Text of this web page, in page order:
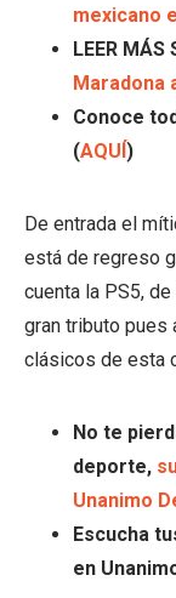
mexicano
LEER MÁS
Maradona
Conoce
(AQUÍ)
De entrada el
está de regreso
cuenta la PS5,
gran tributo
clásicos de esta
No te
deporte,
Unanimo
Escucha
en